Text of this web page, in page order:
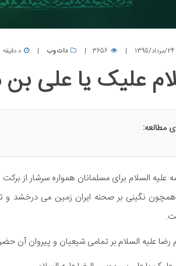
3656 دات وب 0 دقیقه
علیک یا علی
مطالعه:
​علیه السلام برای مسلمانان همواره سرشار از
همچون نگینی بر صحنه ایران زمین می درخشد و
رضا ​علیه السلام بر تمامی شیعیان و پیروان آن